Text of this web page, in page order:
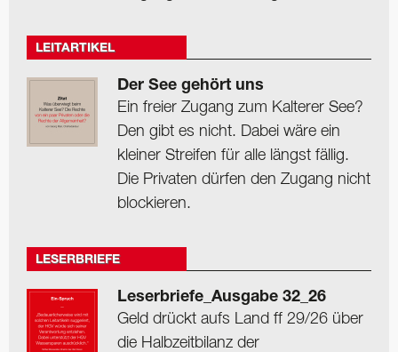
LEITARTIKEL
Der See gehört uns
Ein freier Zugang zum Kalterer See?
Den gibt es nicht. Dabei wäre ein
kleiner Streifen für alle längst fällig.
Die Privaten dürfen den Zugang nicht
blockieren.
LESERBRIEFE
Leserbriefe_Ausgabe 32_26
Geld drückt aufs Land ff 29/26 über
die Halbzeitbilanz der